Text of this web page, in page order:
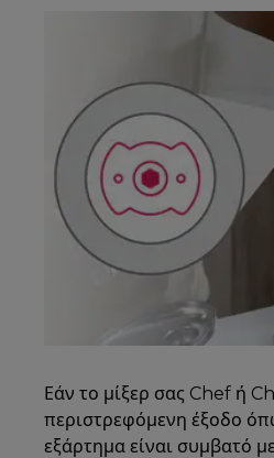
Εάν το μίξερ σας Chef ή
περιστρεφόμενη έξοδο
εξάρτημα είναι συμβατό